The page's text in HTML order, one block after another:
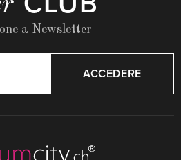
a Newsletter
ACCEDERE